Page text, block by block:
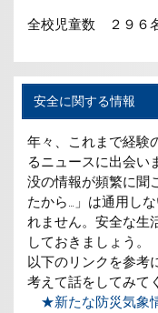
全校児童数 ２９６
安全に関する情報
年々、これまで経験
るニュースに出会い
没の情報が頻繁に聞
たから…」は通用し
れません。安全な生
しておきましょう。
以下のリンクを参考
考えて話をしてみて
★新たな防災気象